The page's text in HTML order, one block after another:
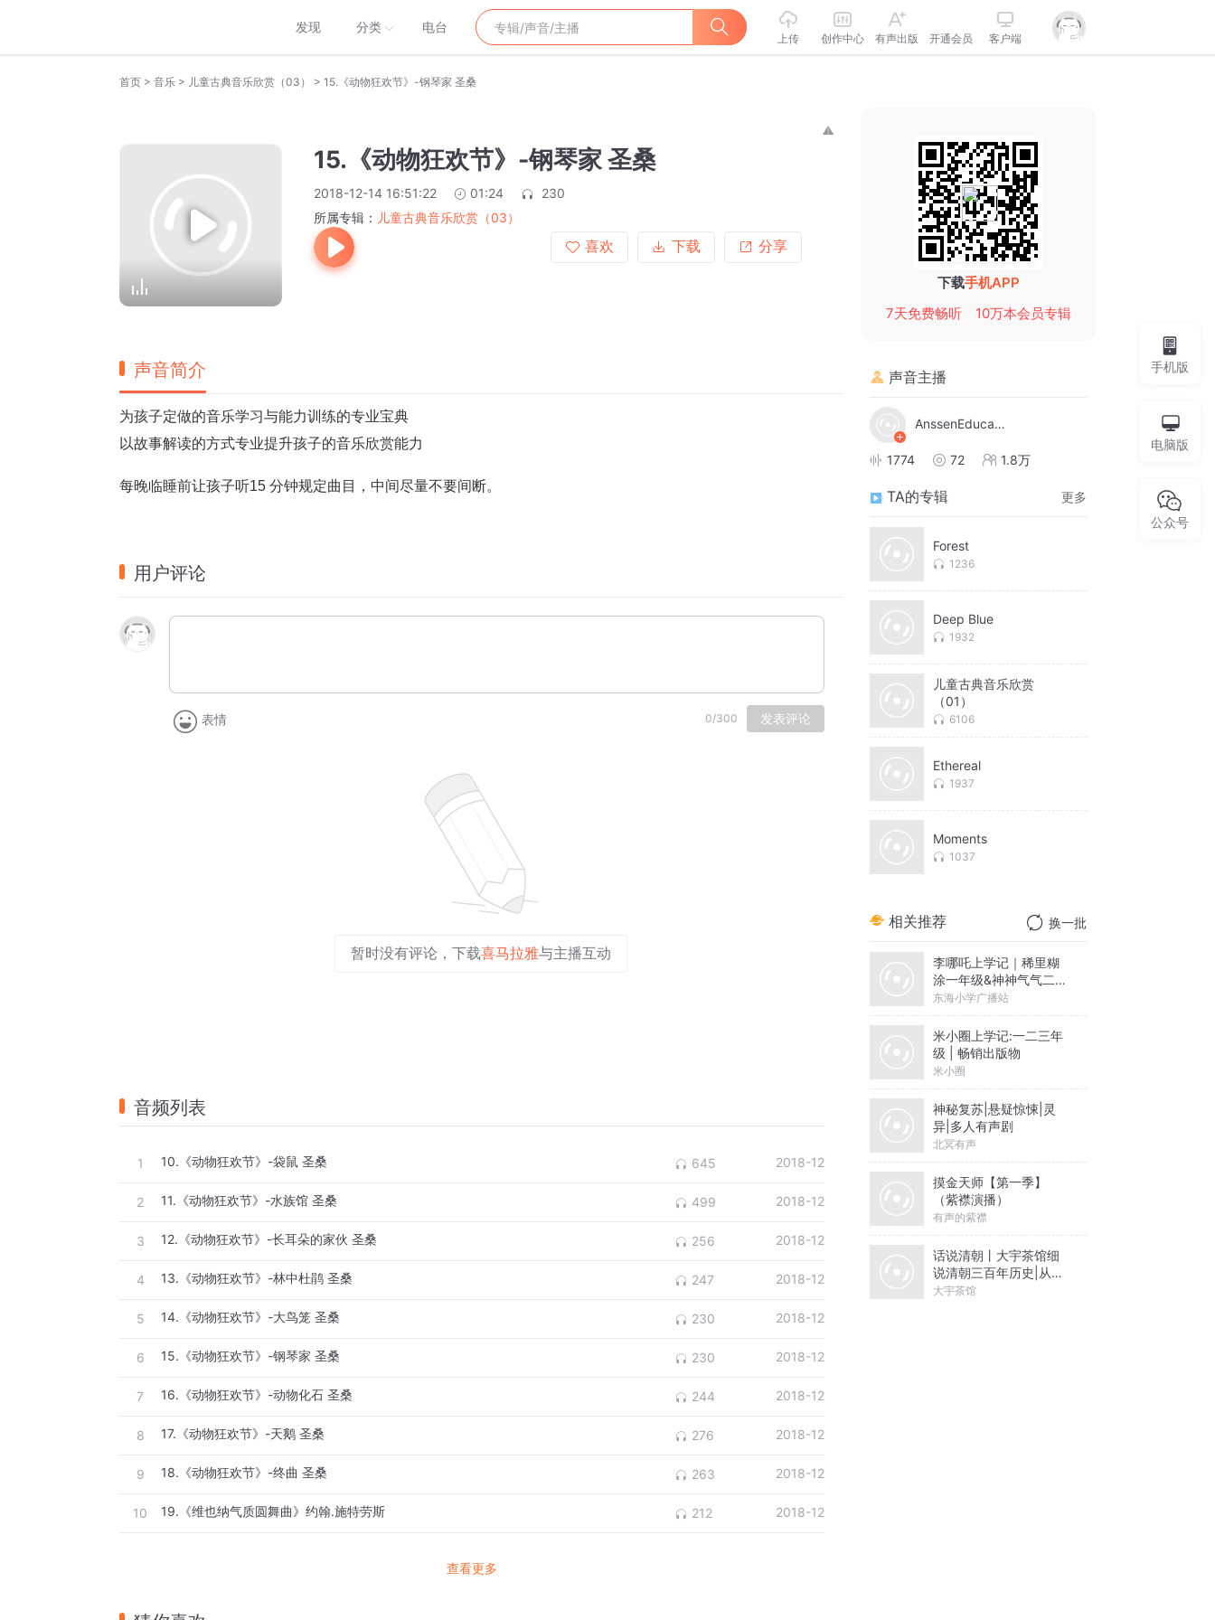
发现 分类 电台
上传 创作中心 有声出版 开通会员 客户端
首页 > 音乐 > 儿童古典音乐欣赏（03） > 15.《动物狂欢节》-钢琴家 圣桑
15.《动物狂欢节》-钢琴家 圣桑
2018-12-14 16:51:22 01:24
230
所属专辑： 儿童古典音乐欣赏（03）
喜欢
下载 分享
声音简介
为孩子定做的音乐学习与能力训练的专业宝典
以故事解读的方式专业提升孩子的音乐欣赏能力
每晚临睡前让孩子听15 分钟规定曲目，中间尽量不要间断。
用户评论
表情 0/300 发表评论
暂时没有评论，下载喜马拉雅与主播互动
音频列表
1 10.《动物狂欢节》-袋鼠 圣桑 645 2018-12
2 11.《动物狂欢节》-水族馆 圣桑 499 2018-12
3 12.《动物狂欢节》-长耳朵的家伙 圣桑 256 2018-12
4 13.《动物狂欢节》-林中杜鹃 圣桑 247 2018-12
5 14.《动物狂欢节》-大鸟笼 圣桑 230 2018-12
6 15.《动物狂欢节》-钢琴家 圣桑 230 2018-12
7 16.《动物狂欢节》-动物化石 圣桑 244 2018-12
8 17.《动物狂欢节》-天鹅 圣桑 276 2018-12
9 18.《动物狂欢节》-终曲 圣桑 263 2018-12
10 19.《维也纳气质圆舞曲》约翰.施特劳斯 212 2018-12
查看更多
下载手机APP
7天免费畅听
10万本会员专辑
声音主播
AnssenEducation
1774 72 1.8万
TA的专辑 更多
Forest
1236
Deep Blue
1932
儿童古典音乐欣赏
（01）
6106
Ethereal
1937
Moments
1037
相关推荐 换一批
李哪吒上学记｜稀里糊
涂一年级&神神气气二年
级
东海小学广播站
米小圈上学记:一二三年
级 | 畅销出版物
米小圈
神秘复苏|悬疑惊悚|灵
异|多人有声剧
北冥有声
摸金天师【第一季】
（紫襟演播）
有声的紫襟
话说清朝丨大宇茶馆细
说清朝三百年历史|从努
尔哈赤到末代皇帝溥仪|
大宇茶馆
手机版
电脑版
公众号